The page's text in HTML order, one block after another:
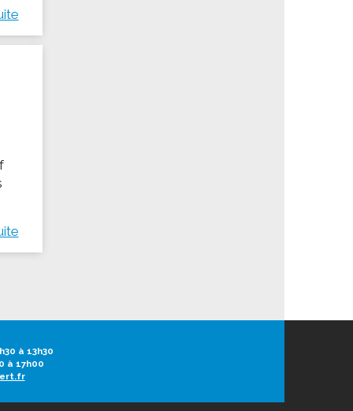
à 13h30
à 17h00